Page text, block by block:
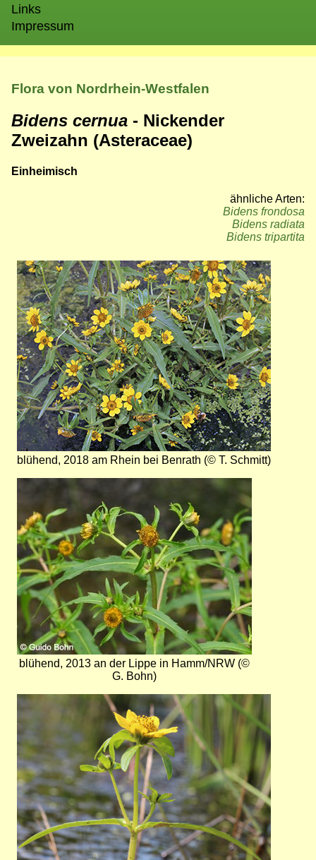
Links
Impressum
Flora von Nordrhein-Westfalen
Bidens cernua - Nickender
Zweizahn (Asteraceae)
Einheimisch
ähnliche Arten:
Bidens frondosa
Bidens radiata
Bidens tripartita
Bild
blühend, 2018 am Rhein bei Benrath (© T. Schmitt)
Bild
blühend, 2013 an der Lippe in Hamm/NRW (©
G. Bohn)
Bild